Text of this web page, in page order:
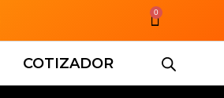
0
COTIZADOR